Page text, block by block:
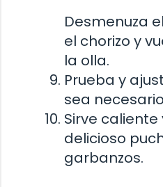
Desmenuza
el chorizo y
la olla.
Prueba y
sea
Sirve
delicioso
garbanzos.